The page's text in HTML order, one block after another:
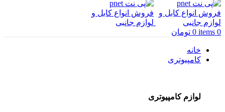
0
items
0 تومان
خانه
کامپیوتری
لوازم کامپیوتری